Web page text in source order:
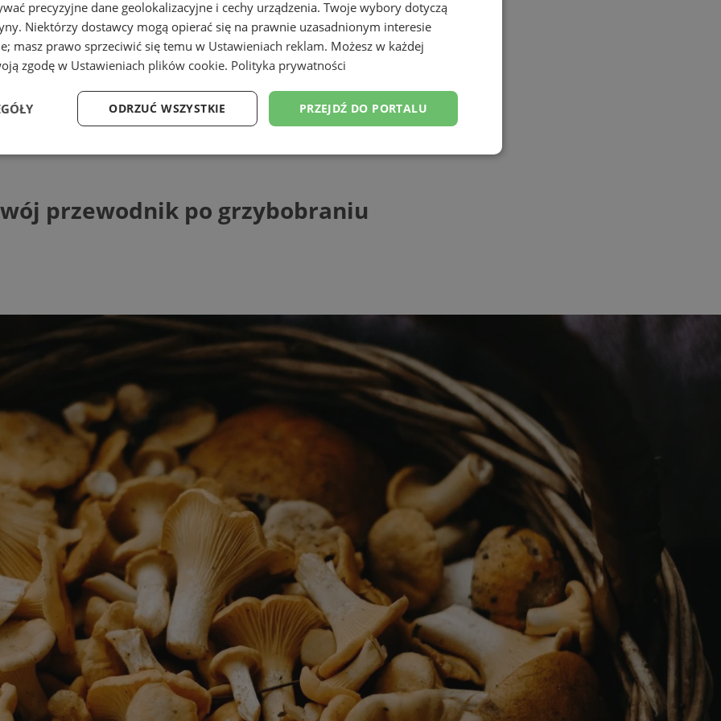
po grzybobraniu
przewodnik po grzybobraniu
precyzyjne dane geolokalizacyjne i cechy urządzenia. Twoje wybory dotyczą
Niektórzy dostawcy mogą opierać się na prawnie uzasadnionym interesie
masz prawo sprzeciwić się temu w Ustawieniach reklam. Możesz w każdej
zgodę w Ustawieniach plików cookie. Polityka prywatności
PRZEJDŹ DO PORTALU
ODRZUĆ WSZYSTKIE
Wydajność Targetowanie Funkcjonalność Niesklasyfikowane
niezbędnych plików cookie nie można prawidłowo korzystać ze strony internetowej.
Provider
Okres
przechowywania
Opis
Ten plik cookie przechowuje identyfikator sesji.
rudaslaska.com.pl
Ten plik cookie przechowuje identyfikator sesji.
rudaslaska.com.pl
Ten plik cookie przechowuje identyfikator sesji.
.tiktok.com 1 tydzień 3 dni
użytkownicy pozostają zalogowani, a ich dane są
zabezpieczone, jak poruszać się przez witrynę
Cloudflare Inc.
.x.com
30 minut
Ten plik cookie służy do rozróżniania ludzi i botów.
Jest to korzystne dla strony internetowej, ponieważ
umożliwia tworzenie ważnych raportów na temat
korzystania z jej witryny internetowej.
Cloudflare Inc.
.twitter.com
29 minut 59
Ten plik cookie służy do rozróżniania ludzi i botów.
Jest to korzystne dla strony internetowej, ponieważ
umożliwia tworzenie ważnych raportów na temat
korzystania z jej witryny internetowej.
YouTube
.youtube.com
5 miesięcy 4
tygodnie
Ten plik cookie jest używany do przechowywania
zgody użytkownika i wyboru prywatności dla ich
interakcji z witryną. Rejestruje dane dotyczące
zgody odwiedzającego na różne polityki i
ustawienia prywatności, zapewniając, że ich
preferencje zostaną uhonorowane w przyszłych
sesjach.
CookieScript
4 tygodnie 2 dni
Ten plik cookie jest używany przez usługę Cookie-
Polityce prywatności Google